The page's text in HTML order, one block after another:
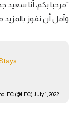
"مرحبا بكم، أنا سعيد
وآمل أن نفوز
— Liverpool FC (@LFC)
July 1, 2022